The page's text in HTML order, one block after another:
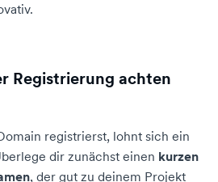
Registrierung achten
registrierst, lohnt sich ein
dir zunächst einen kurzen
, der gut zu deinem Projekt